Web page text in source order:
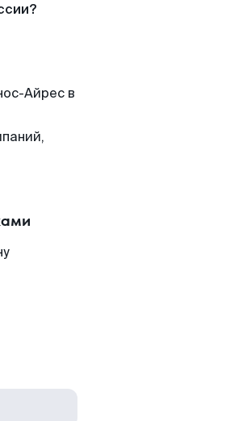
Айрес в